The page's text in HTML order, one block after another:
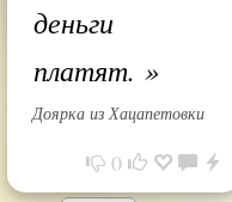
деньги
платят. »
Доярка из Хацапетовки
0